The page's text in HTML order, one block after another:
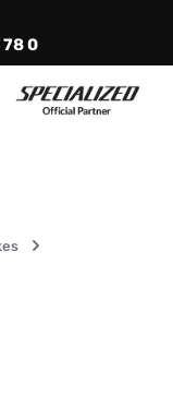
78 0
enthält 0